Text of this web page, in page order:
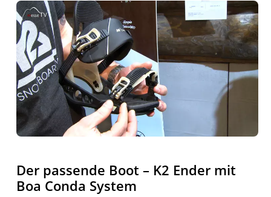
Der passende Boot – K2 Ender mit
Boa Conda System